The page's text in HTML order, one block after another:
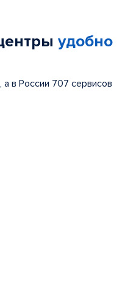
удобно
в России 707 сервисов